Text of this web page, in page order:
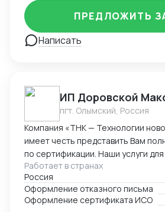
Написать
ПРЕДЛОЖИТЬ
ИП Доровской
пгт. Олымский, Россия
Компания «ТНК — Технологии
имеет честь представить Вам
по сертификации. Наши услуги
оформления, производства и
продукции: - сертификат/
Техническому регламенту
ТС) - сертификат/декларация
Работает в странах
Россия
Оформление отказного письма
Оформление сертификата ИСО